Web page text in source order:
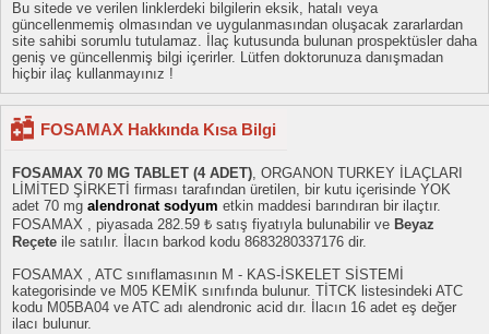
Bu sitede ve verilen linklerdeki bilgilerin eksik, hatalı veya
güncellenmemiş olmasından ve uygulanmasından oluşacak zararlardan
site sahibi sorumlu tutulamaz. İlaç kutusunda bulunan prospektüsler daha
geniş ve güncellenmiş bilgi içerirler. Lütfen doktorunuza danışmadan
hiçbir ilaç kullanmayınız !
FOSAMAX Hakkında Kısa Bilgi
FOSAMAX 70 MG TABLET (4 ADET), ORGANON TURKEY İLAÇLARI
LİMİTED ŞİRKETİ firması tarafından üretilen, bir kutu içerisinde YOK
adet 70 mg alendronat sodyum etkin maddesi barındıran bir ilaçtır.
FOSAMAX , piyasada 282.59 ₺ satış fiyatıyla bulunabilir ve Beyaz
Reçete ile satılır. İlacın barkod kodu 8683280337176 dir.
FOSAMAX , ATC sınıflamasının M - KAS-İSKELET SİSTEMİ
kategorisinde ve M05 KEMİK sınıfında bulunur. TİTCK listesindeki ATC
kodu M05BA04 ve ATC adı alendronic acid dır. İlacın 16 adet eş değer
ilacı bulunur.